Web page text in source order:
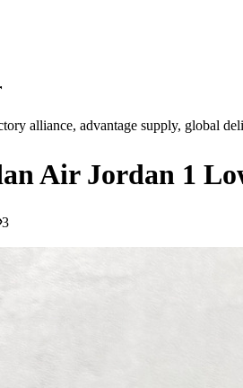
alliance, advantage supply, global
Air Jordan 1
3